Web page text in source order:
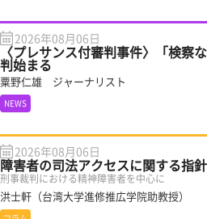
2026年08月06日
〈プレサンス付審判事件〉「検察
判始まる
粟野仁雄 ジャーナリスト
NEWS
2026年08月06日
障害者の司法アクセスに関する指針
刑事裁判における精神障害者を中心に
洪士軒（台湾大学進修推広学院助教授）